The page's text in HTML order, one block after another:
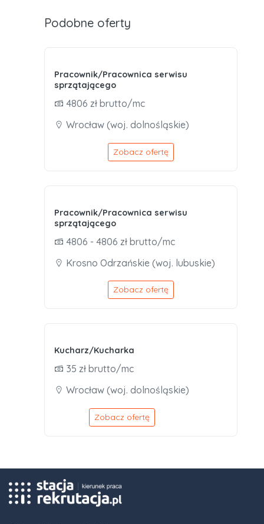
Podobne oferty
Pracownik/Pracownica serwisu
sprzątającego
4806 zł brutto/mc
Wrocław (woj. dolnośląskie)
Zobacz ofertę
Pracownik/Pracownica serwisu
sprzątającego
4806 - 4806 zł brutto/mc
Krosno Odrzańskie (woj. lubuskie)
Zobacz ofertę
Kucharz/Kucharka
35 zł brutto/mc
Wrocław (woj. dolnośląskie)
Zobacz ofertę